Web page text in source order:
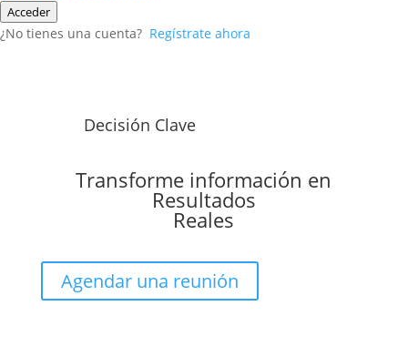
Acceder
¿No tienes una cuenta? Regístrate ahora
Decisión Clave
Transforme información en
Resultados
Reales
Agendar una reunión